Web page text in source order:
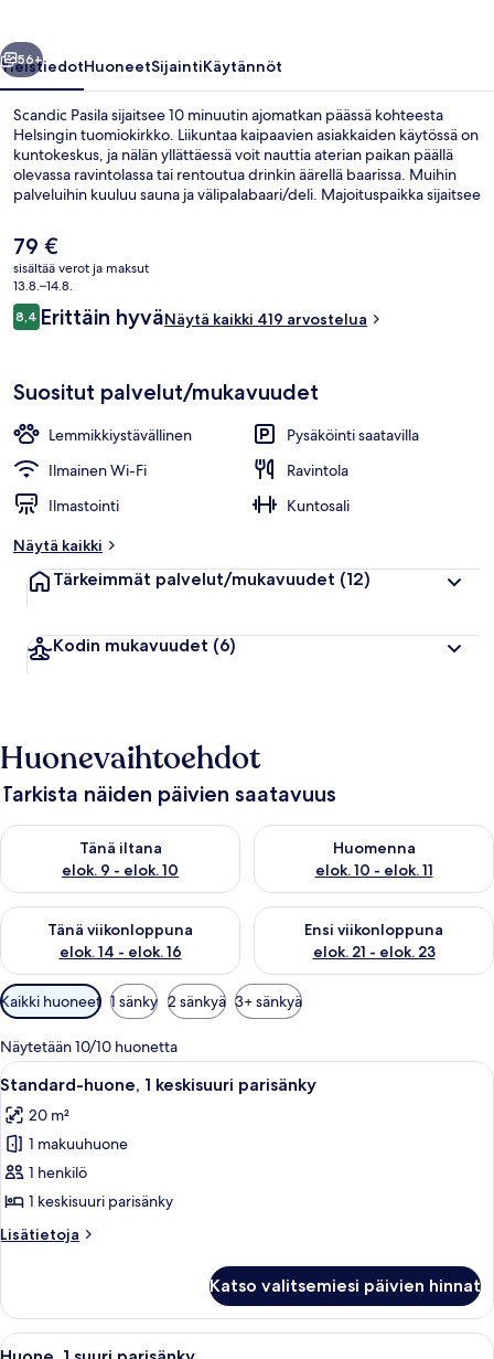
Seuraava
56+
YleistiedotHuoneetSijaintiKäytännöt
Scandic Pasila sijaitsee 10 minuutin ajomatkan päässä kohteesta
Helsingin tuomiokirkko. Liikuntaa kaipaavien asiakkaiden käytössä on
kuntokeskus, ja nälän yllättäessä voit nauttia aterian paikan päällä
olevassa ravintolassa tai rentoutua drinkin äärellä baarissa. Muihin
palveluihin kuuluu sauna ja välipalabaari/deli. Majoituspaikka sijaitsee
Maistraatinportin raitiovaunupysäkki, Helsinki sijaitsee vain
muutaman askeleen päässä ja Kyllikinportin raitiovaunupysäkki,
Helsinki sijaitsee 2 minuutin kävelymatkan päässä.
Nykyinen
hinta
on
79 €
79 €
sisältää verot ja maksut
13.8.–14.8.
Arvostelut
8,48,4 kautta 10.
Erittäin hyväNäytä kaikki 419 arvostelua
Suositut palvelut/mukavuudet
Lemmikkiystävällinen
Pysäköinti saatavilla
Ilmainen Wi-Fi
Ravintola
Ilmastointi
Kuntosali
Näytä kaikki
Tärkeimmät palvelut/mukavuudet (12)
Kodin mukavuudet (6)
Huonevaihtoehdot
Tarkista näiden päivien saatavuus
Tänä iltana
elok. 9 - elok. 10
Tarkista tämän illan saatavuus elok. 9 - elok. 10
Huomenna
elok. 10 - elok. 11
Tarkista huomisen saatavuus
Tänä viikonloppuna
elok. 14 - elok. 16
Tarkista tämän viikonlopun saatavuus elok. 14 - elok. 16
Ensi viikonloppuna
elok. 21 - elok. 23
Tarkista ensi viikonlopun
Huoneille
saatavilla
olevia
suodattimia
Kaikki huoneet 1 sänky 2 sänkyä 3+ sänkyä
Näytetään 10/10 huonetta
Avaa
kaikki
huonetyypin
Standard-
huone,
1
keskisuuri
parisänky
Hotellihuone, jossa on sänky,
4
Standard-huone, 1 keskisuuri parisänky
20 m²
1 makuuhuone
1 henkilö
1 keskisuuri parisänky
Lisätietoja
Lisätietoja
1
keskisuuri
parisänky
Katso valitsemiesi päivien hinnat
Avaa
Moderni hotellihuone, jossa on
4